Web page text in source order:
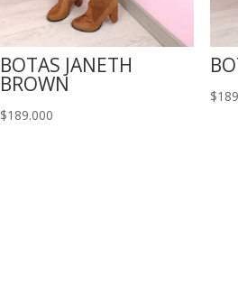
BOTAS JANETH
BROWN
$189.000
$